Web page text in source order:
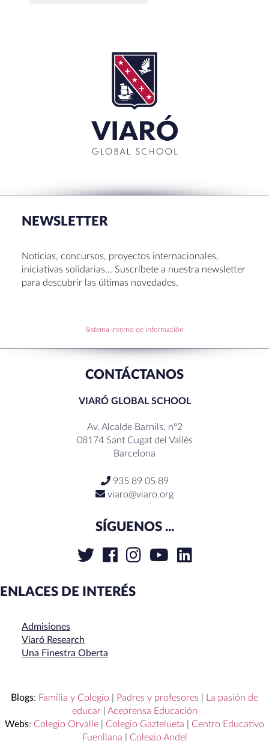
La Muestra de Artes 2026: creatividad, música y
Congreso UNIV 2026
Hábitos saludables: 8 consejos prácticos para
disfrutar la Navidad.
RECENT COMMENTS
NEWSLETTER
Noticias, concursos, proyectos internacionales,
iniciativas solidarias… Suscríbete a nuestra newsletter
para descubrir las últimas novedades.
Sistema interno de información
CONTÁCTANOS
VIARÓ GLOBAL SCHOOL
Av. Alcalde Barnils, nº2
08174 Sant Cugat del Vallès
Barcelona
935 89 05 89
viaro@viaro.org
SÍGUENOS ...
ENLACES DE INTERÉS
Admisiones
Viaró Research
Una Finestra Oberta
Blogs: Familia y Colegio Padres y profesores
La pasión de
educar| Aceprensa Educación
Webs: Colegio Orvalle Colegio Gaztelueta
Centro Educativo
Fuenllana
Colegio Andel